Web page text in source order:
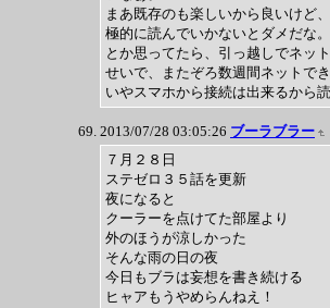
まあ既存のも楽しいから良いけど
極的に読んでいかないとダメだな。
とか思ってたら、引っ越しでネッ
せいで、またぞろ数週間ネットで
いやスマホから接続は出来るから
2013/07/28 03:05:26 ブーラブラー
７月２８日
ステゼロ３５話を更新
夜になると
クーラーを点けてた部屋より
外のほうが涼しかった
そんな雨の日の夜
今日もブラは妄想を書き続ける
ヒャアもうやめらんねえ！